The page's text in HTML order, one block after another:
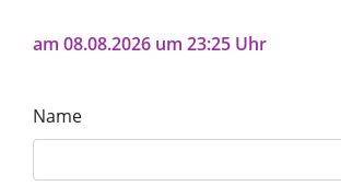
Vollmachtsplanung
am 08.08.2026 um 23:25 Uhr
Name